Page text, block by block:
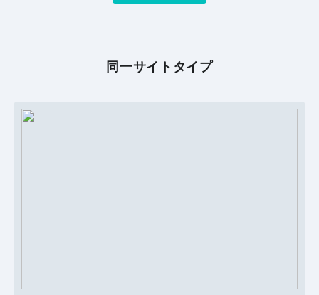
同一サイトタイプ